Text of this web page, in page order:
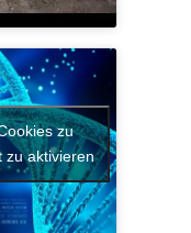
zu
zu aktivieren